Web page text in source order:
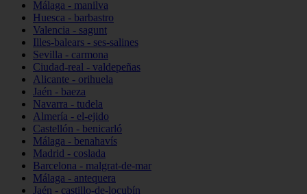
Málaga - manilva
Huesca - barbastro
Valencia - sagunt
Illes-balears - ses-salines
Sevilla - carmona
Ciudad-real - valdepeñas
Alicante - orihuela
Jaén - baeza
Navarra - tudela
Almería - el-ejido
Castellón - benicarló
Málaga - benahavís
Madrid - coslada
Barcelona - malgrat-de-mar
Málaga - antequera
Jaén - castillo-de-locubín